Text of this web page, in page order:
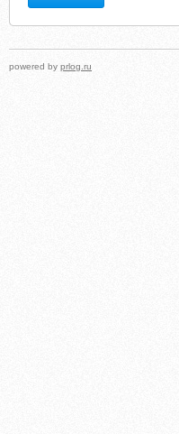
powered by prlog.ru